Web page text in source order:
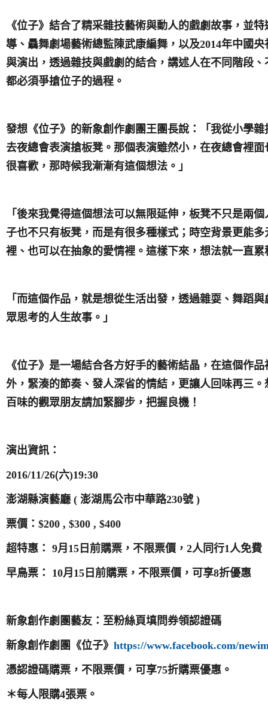
《位子》結合了精采雜技藝術與動人的戲劇故事，並
導、驫舞劇場藝術總監陳武康編舞，以及2014年中國央
與演出，透過雜技與戲劇的結合，講述人在不同階段
都必須爭搶位子的過程。
發想《位子》的新象創作劇團王團長說：「我從小學
去夜總會表演搶板凳。那個表演雖然小，在夜總會裡
很喜歡，那時候我漸漸有這個想法。」
「後來我覺得這個想法可以無限延伸，板凳不只是兩
子也不只有板凳，而是有很多種樣式；時空背景更能
裡、也可以在抽象的愛情裡。這樣下來，想法就一直
「而這個作品，就是想從生活出發，透過雜耍、舞蹈
眾思考的人生故事。」
《位子》是一場結合各方好手的藝術結晶，在這個作
外，緊湊的節奏、發人深省的情結，更讓人回味再三
百味的觀眾朋友請加緊腳步，把握良機！
演出資訊：
2016/11/26(六)19:30
澎湖縣演藝廳 ( 澎湖馬公市中華路230號)
票價： $200 , $300 , $400
超特惠： 9月 15 日前購票，不限票價， 2人同行1人免費
早鳥票： 10月 15 日前購票，不限票價，可享8折優惠
新象創作劇團藝友：至粉絲頁填問券領認證碼
新象創作劇團《位子》 https://www.facebook.com/
憑認證碼購票，不限票價，可享75折購票優惠。
＊每人限購4張票。